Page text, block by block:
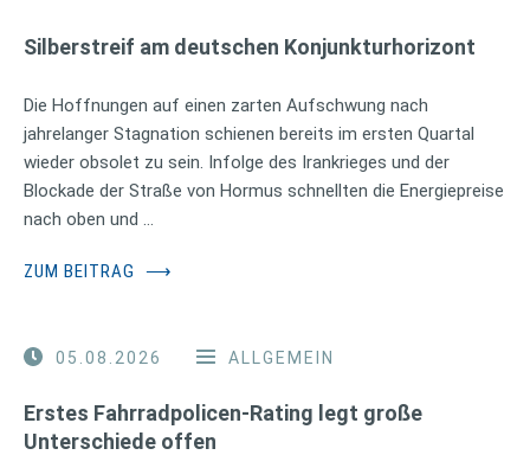
Silberstreif am deutschen Konjunkturhorizont
Die Hoffnungen auf einen zarten Aufschwung nach
jahrelanger Stagnation schienen bereits im ersten Quartal
wieder obsolet zu sein. Infolge des Irankrieges und der
Blockade der Straße von Hormus schnellten die Energiepreise
nach oben und …
ZUM BEITRAG ⟶
05.08.2026 ALLGEMEIN
Erstes Fahrradpolicen-Rating legt große
Unterschiede offen